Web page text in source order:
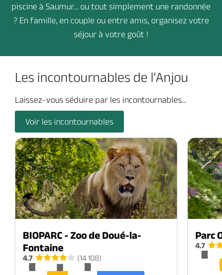
piscine à Saumur... ou tout simplement une randonnée
? En famille, en couple ou entre amis, organisez votre
séjour à votre goût !
Les incontournables de l'Anjou
Laissez-vous séduire par les incontournables...
Voir les incontournables
BIOPARC - Zoo de Doué-la-
Fontaine
4.7 (14 108)
Parc
4.7